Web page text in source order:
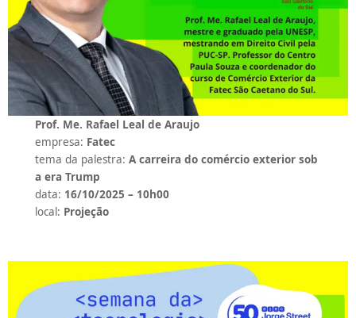
Prof. Me. Rafael Leal de Araujo
empresa: Fatec
tema da palestra:A carreira do comércio exterior sob
a era Trump
data: 16/10/2025 – 10h00
local: Projeção